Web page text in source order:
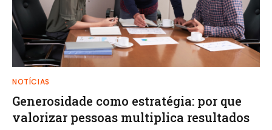
NOTÍCIAS
Generosidade como estratégia: por que
valorizar pessoas multiplica resultados